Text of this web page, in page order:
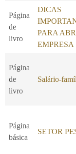
Página
de
livro
DICAS
PARA
EMPRESA
Página
de
livro
Salário-
Página
básica
SETOR